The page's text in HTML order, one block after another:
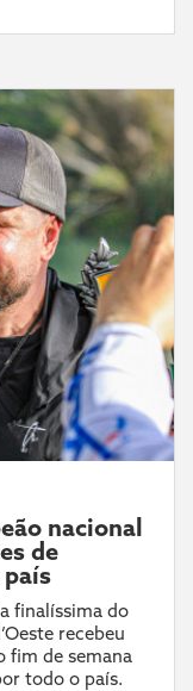
nacional
de
finalíssima do
recebeu
fim de semana
todo o país.